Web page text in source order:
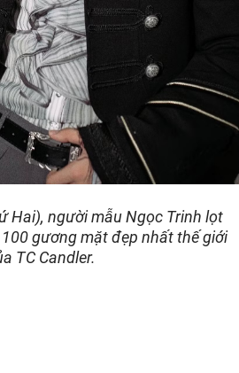
Hai), người mẫu Ngọc Trinh lọt
gương mặt đẹp nhất thế giới
TC Candler.